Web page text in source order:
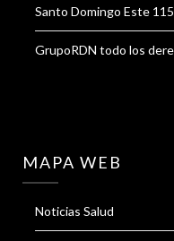
Santo Domingo Este
GrupoRDN todo los
MAPA WEB
Noticias Salud